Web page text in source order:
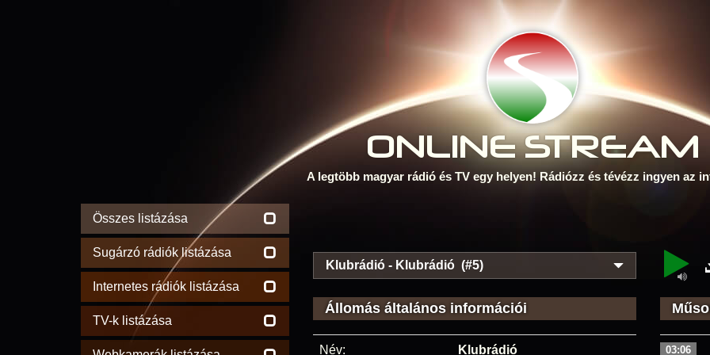
ONLINE STREAM
A legtöbb magyar rádió és TV egy helyen! Rádiózz és tévézz ingyen az
Összes listázása
Sugárzó rádiók listázása
Internetes rádiók listázása
TV-k listázása
Klubrádió - Klubrádió (#5)
Állomás általános információi
Név: Klubrádió 03:06